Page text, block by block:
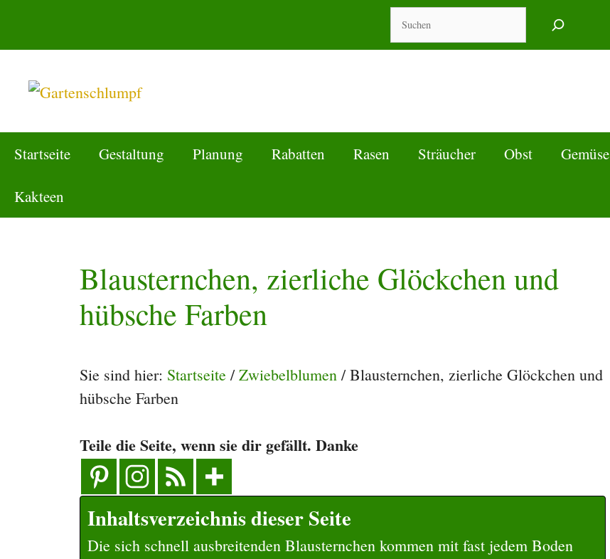
Startseite Gestaltung Planung Rabatten Rasen Sträucher Obst Gemüse
Kakteen
Blausternchen, zierliche Glöckchen und
hübsche Farben
Sie sind hier: Startseite /Zwiebelblumen /Blausternchen, zierliche Glöckchen und
hübsche Farben
Teile die Seite, wenn sie dir gefällt. Danke
Inhaltsverzeichnis dieser Seite
Die sich schnell ausbreitenden Blausternchen kommen mit fast jedem Boden